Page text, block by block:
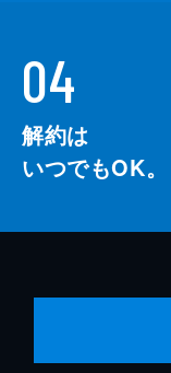
04
解約は
いつでもOK。